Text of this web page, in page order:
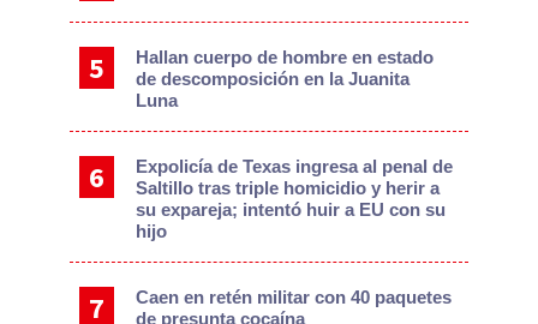
Hallan cuerpo de hombre en estado
de descomposición en la Juanita
Luna
Expolicía de Texas ingresa al penal de
Saltillo tras triple homicidio y herir a
su expareja; intentó huir a EU con su
hijo
Caen en retén militar con 40 paquetes
de presunta cocaína